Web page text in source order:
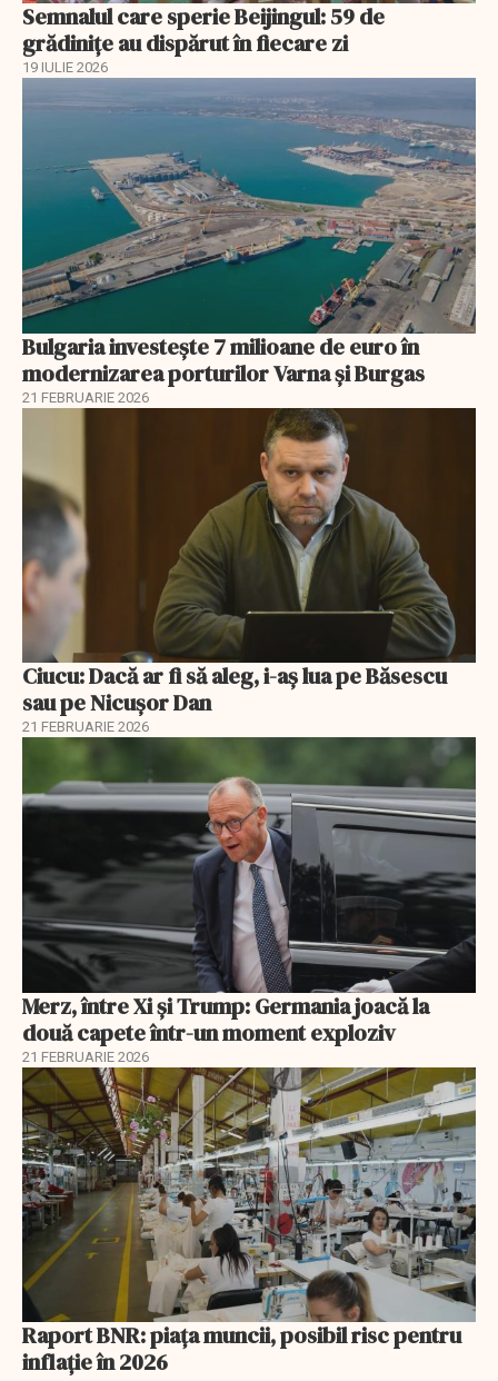
Semnalul care sperie Beijingul: 59 de
grădinițe au dispărut în fiecare zi
19 IULIE 2026
Bulgaria investește 7 milioane de euro în
modernizarea porturilor Varna și Burgas
21 FEBRUARIE 2026
Ciucu: Dacă ar fi să aleg, i-aș lua pe Băsescu
sau pe Nicușor Dan
21 FEBRUARIE 2026
Merz, între Xi și Trump: Germania joacă la
două capete într-un moment exploziv
21 FEBRUARIE 2026
Raport BNR: piața muncii, posibil risc pentru
inflație în 2026